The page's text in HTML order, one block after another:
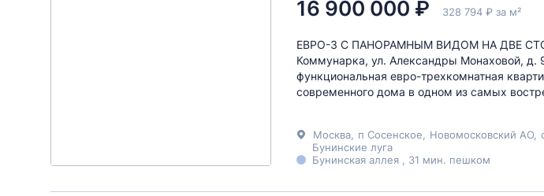
16 900 000 ₽ 328 794 ₽ за м²
ЕВРО-3 С ПАНОРАМНЫМ ВИДОМ НА ДВЕ
Коммунарка, ул. Александры Монаховой, д.
функциональная евро-трехкомнатная
современного дома в одном из самых
Москва п Сосенское Новомосковский АО
Бунинские луга
Бунинская аллея , 31 мин. пешком